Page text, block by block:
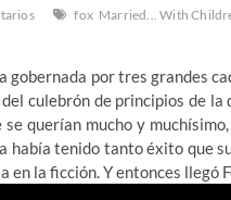
fox Married... With
por tres grandes
culebrón de principios de la
querían mucho y
había tenido tanto éxito que
en la ficción. Y entonces llegó